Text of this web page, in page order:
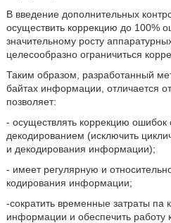
В введение дополнительных
осуществить коррекцию до 100%
значительному росту
целесообразно ограничиться
Таким образом, разработанный
байтах информации, отличается
позволяет:
- осуществлять коррекцию
декодированием (исключить
и декодирования информации);
- имеет регулярную и
кодирования информации;
-сократить временные затраты па
информации и обеспечить работу